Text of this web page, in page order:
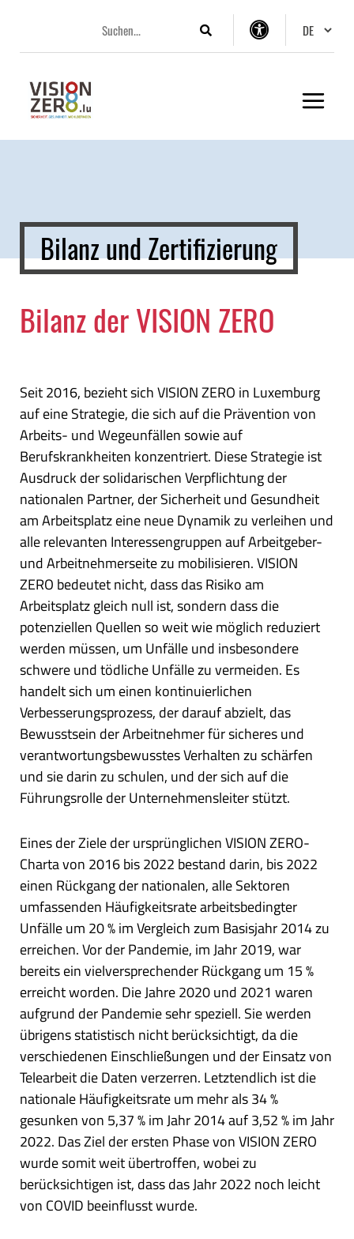
menu
contenu
pied
Suchen
Einstellungen
Bilanz und Zertifizierung
Bilanz der VISION ZERO
Seit 2016, bezieht sich VISION ZERO in Luxemburg
auf eine Strategie, die sich auf die Prävention von
Arbeits- und Wegeunfällen sowie auf
Berufskrankheiten konzentriert. Diese Strategie ist
Ausdruck der solidarischen Verpflichtung der
nationalen Partner, der Sicherheit und Gesundheit
am Arbeitsplatz eine neue Dynamik zu verleihen und
alle relevanten Interessengruppen auf Arbeitgeber-
und Arbeitnehmerseite zu mobilisieren. VISION
ZERO bedeutet nicht, dass das Risiko am
Arbeitsplatz gleich null ist, sondern dass die
potenziellen Quellen so weit wie möglich reduziert
werden müssen, um Unfälle und insbesondere
schwere und tödliche Unfälle zu vermeiden. Es
handelt sich um einen kontinuierlichen
Verbesserungsprozess, der darauf abzielt, das
Bewusstsein der Arbeitnehmer für sicheres und
verantwortungsbewusstes Verhalten zu schärfen
und sie darin zu schulen, und der sich auf die
Führungsrolle der Unternehmensleiter stützt.
Eines der Ziele der ursprünglichen VISION ZERO-
Charta von 2016 bis 2022 bestand darin, bis 2022
einen Rückgang der nationalen, alle Sektoren
umfassenden Häufigkeitsrate arbeitsbedingter
Unfälle um 20 % im Vergleich zum Basisjahr 2014 zu
erreichen. Vor der Pandemie, im Jahr 2019, war
bereits ein vielversprechender Rückgang um 15 %
erreicht worden. Die Jahre 2020 und 2021 waren
aufgrund der Pandemie sehr speziell. Sie werden
übrigens statistisch nicht berücksichtigt, da die
verschiedenen Einschließungen und der Einsatz von
Telearbeit die Daten verzerren. Letztendlich ist die
nationale Häufigkeitsrate um mehr als 34 %
gesunken von 5,37 % im Jahr 2014 auf 3,52 % im Jahr
2022. Das Ziel der ersten Phase von VISION ZERO
wurde somit weit übertroffen, wobei zu
berücksichtigen ist, dass das Jahr 2022 noch leicht
von COVID beeinflusst wurde.